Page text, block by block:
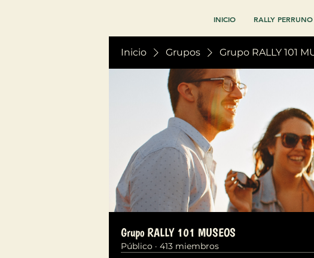
INICIO RALLY
Inicio Grupos Grupo RALLY 101
Grupo RALLY 101 MUSEOS
Público · 413 miembros